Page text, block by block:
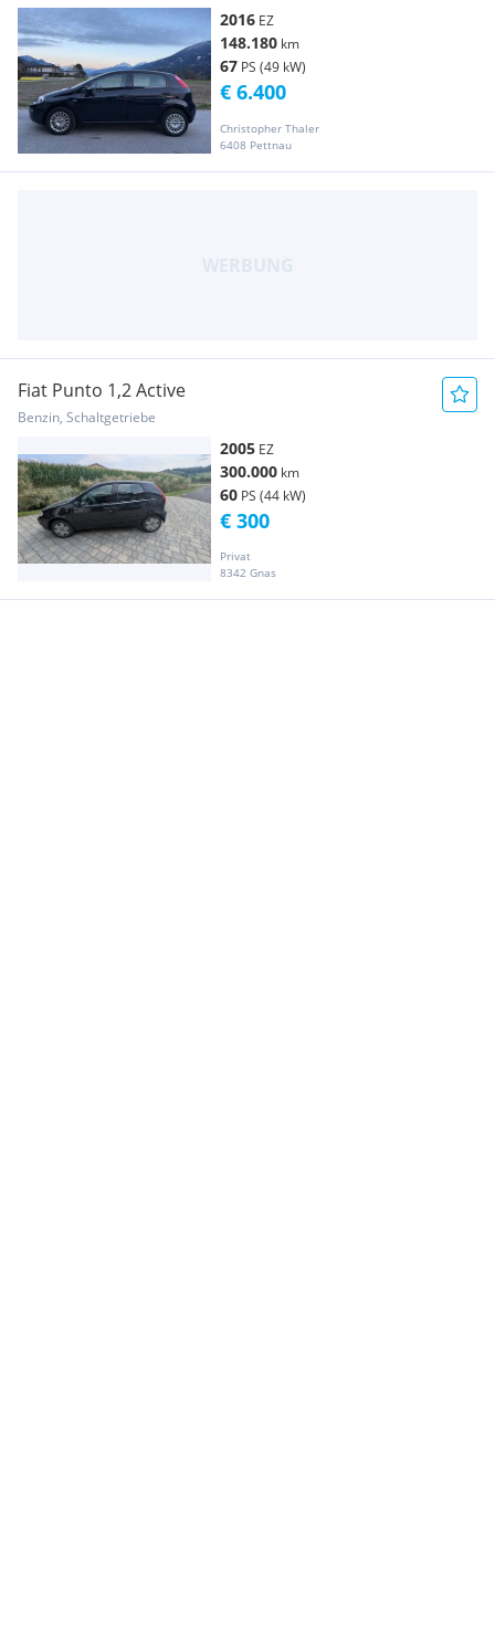
2016 EZ
148.180 km
67 PS (49 kW)
Christopher Thaler
6408 Pettnau
€ 6.400
Fiat Punto 1,2 Active
Benzin, Schaltgetriebe
2005 EZ
300.000 km
60 PS (44 kW)
Privat
8342 Gnas
€ 300